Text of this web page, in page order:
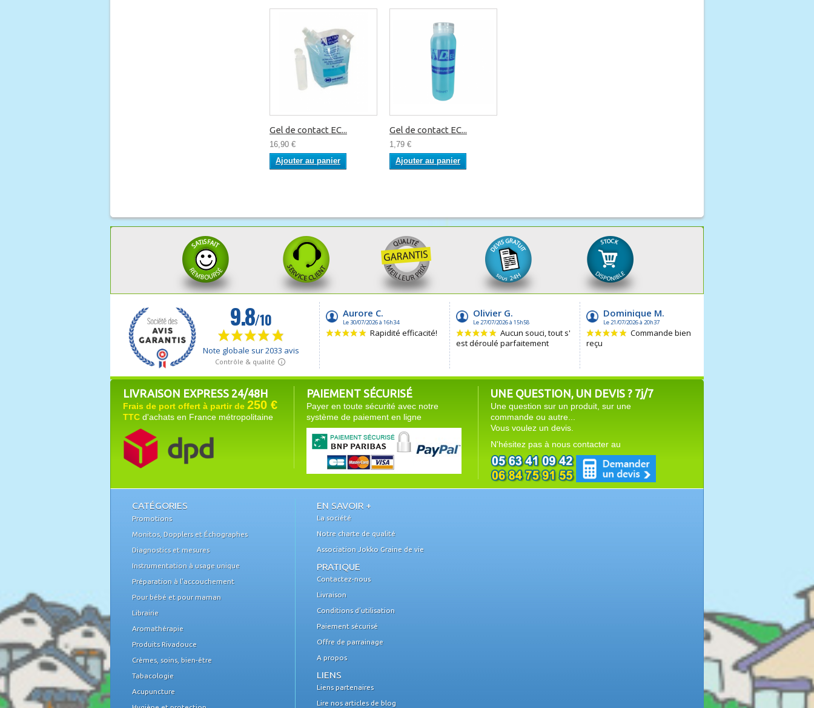
Gel de contact EC...
16,90 €
Ajouter au panier
Gel de contact EC...
1,79 €
Ajouter au panier
LIVRAISON EXPRESS 24/48H
Frais de port offert à partir de 250 €
TTC d'achats en France métropolitaine
PAIEMENT SÉCURISÉ
Payer en toute sécurité avec notre
système de paiement en ligne
UNE QUESTION, UN DEVIS ? 7j/7
Une question sur un produit, sur une
commande ou autre...
Vous voulez un devis.
N'hésitez pas à nous contacter au
CATÉGORIES
Promotions
Monitos, Dopplers et Échographes
Diagnostics et mesures
Instrumentation à usage unique
Préparation à l'accouchement
Pour bébé et pour maman
Librairie
Aromathérapie
Produits Rivadouce
Crèmes, soins, bien-être
Tabacologie
Acupuncture
EN SAVOIR +
La société
Notre charte de qualité
Association Jokko Graine de vie
PRATIQUE
Contactez-nous
Livraison
Conditions d'utilisation
Paiement sécurisé
Offre de parrainage
A propos
LIENS
Liens partenaires
Lire nos articles de blog